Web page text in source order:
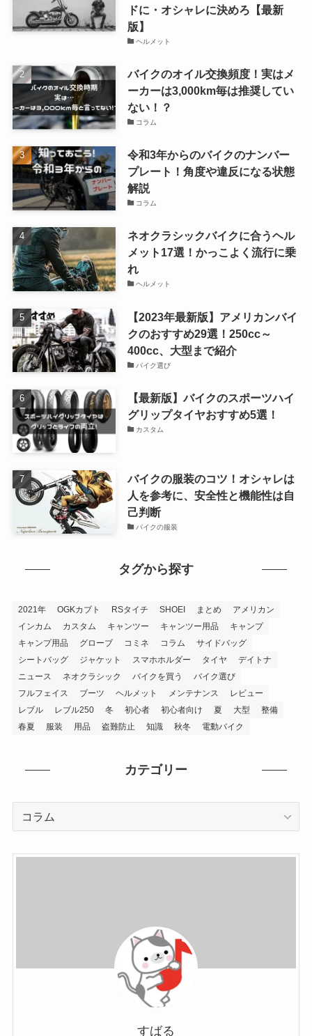
ドに・オシャレに決めろ【最新
版】
ヘルメット
バイクのオイル交換頻度！実はメ
ーカーは3,000km毎は推奨してい
ない！？
コラム
令和3年からのバイクのナンバー
プレート！角度や違反になる状態
解説
コラム
ネオクラシックバイクに合うヘル
メット17選！かっこよく流行に乗
れ
ヘルメット
【2023年最新版】アメリカンバイ
クのおすすめ29選！250cc～
400cc、大型まで紹介
バイク選び
【最新版】バイクのスポーツハイ
グリップタイヤおすすめ5選！
カスタム
バイクの服装のコツ！オシャレは
人を参考に、安全性と機能性は自
己判断
バイクの服装
タグから探す
2021年 OGKカブト RSタイチ SHOEI まとめ
アメリカン
インカム
カスタム キャンツー キャンツー用品
キャンプ
キャンプ用品
グローブ コミネ コラム
サイドバッグ
シートバッグ
ジャケット スマホホルダー タイヤ
デイトナ
ニュース
ネオクラシック バイクを買う
バイク選び
フルフェイス
ブーツ ヘルメット メンテナンス
レビュー
レブル
レブル250 冬 初心者 初心者向け 夏 大型
整備
春夏
服装 用品 盗難防止 知識 秋冬 電動バイク
カテゴリー
すばる